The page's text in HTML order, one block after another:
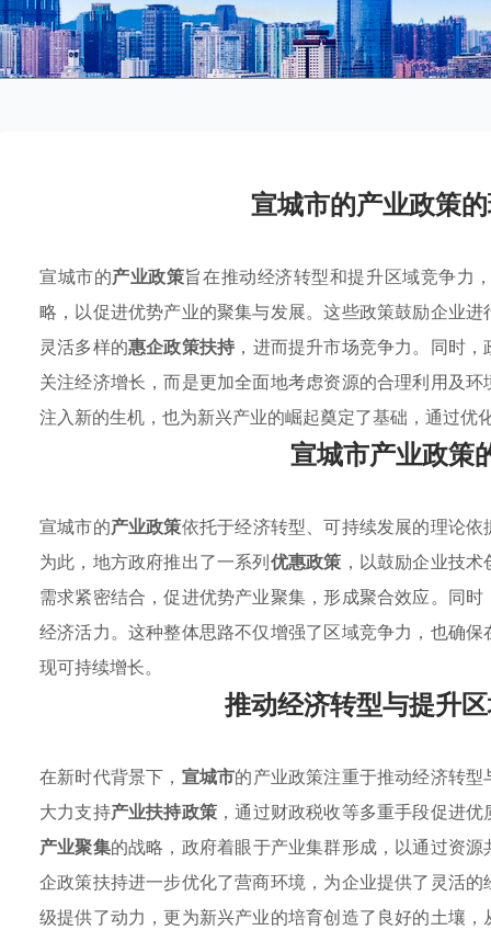
宣城市的产业政策
宣城市的产业政策旨在推动经济转型和提升区域竞争力
略，以促进优势产业的聚集与发展。这些政策鼓励企业
灵活多样的惠企政策扶持 ，进而提升市场竞争力。同时
关注经济增长，而是更加全面地考虑资源的合理利用及
注入新的生机，也为新兴产业的崛起奠定了基础，通过优
宣城市产业政策
宣城市的产业政策依托于经济转型、可持续发展的理论
为此，地方政府推出了一系列优惠政策 ，以鼓励企业技
需求紧密结合，促进优势产业聚集，形成聚合效应。同
经济活力。这种整体思路不仅增强了区域竞争力，也确
现可持续增长。
推动经济转型与提升
在新时代背景下， 宣城市的产业政策注重于推动经济转
大力支持产业扶持政策 ，通过财政税收等多重手段促进
产业聚集的战略，政府着眼于产业集群形成，以通过资
企政策扶持进一步优化了营商环境，为企业提供了灵活
级提供了动力，更为新兴产业的培育创造了良好的土壤